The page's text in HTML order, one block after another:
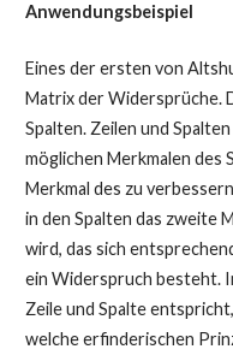
Anwendungsbeispiel
Eines der ersten von
Matrix der Widersprüche.
Spalten. Zeilen und
möglichen Merkmalen des
Merkmal des zu
in den Spalten das zweite
wird, das sich
ein Widerspruch besteht.
Zeile und Spalte
welche erfinderischen